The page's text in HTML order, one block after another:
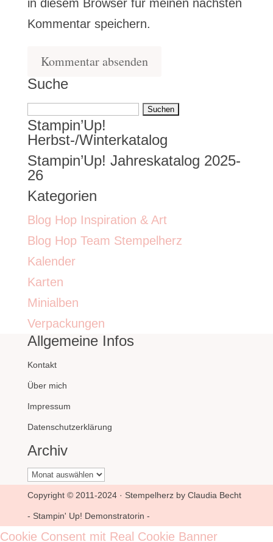
in diesem Browser für meinen nächsten
Kommentar speichern.
Suche
Suchen
nach:
Stampin’Up!
Herbst-/Winterkatalog
Stampin’Up! Jahreskatalog 2025-
26
Kategorien
Blog Hop Inspiration & Art
Blog Hop Team Stempelherz
Kalender
Karten
Minialben
Verpackungen
Allgemeine Infos
Kontakt
Über mich
Impressum
Datenschutzerklärung
Archiv
Archiv
Copyright © 2011-2024 · Stempelherz by Claudia Becht
- Stampin' Up! Demonstratorin -
Cookie Consent mit Real Cookie Banner